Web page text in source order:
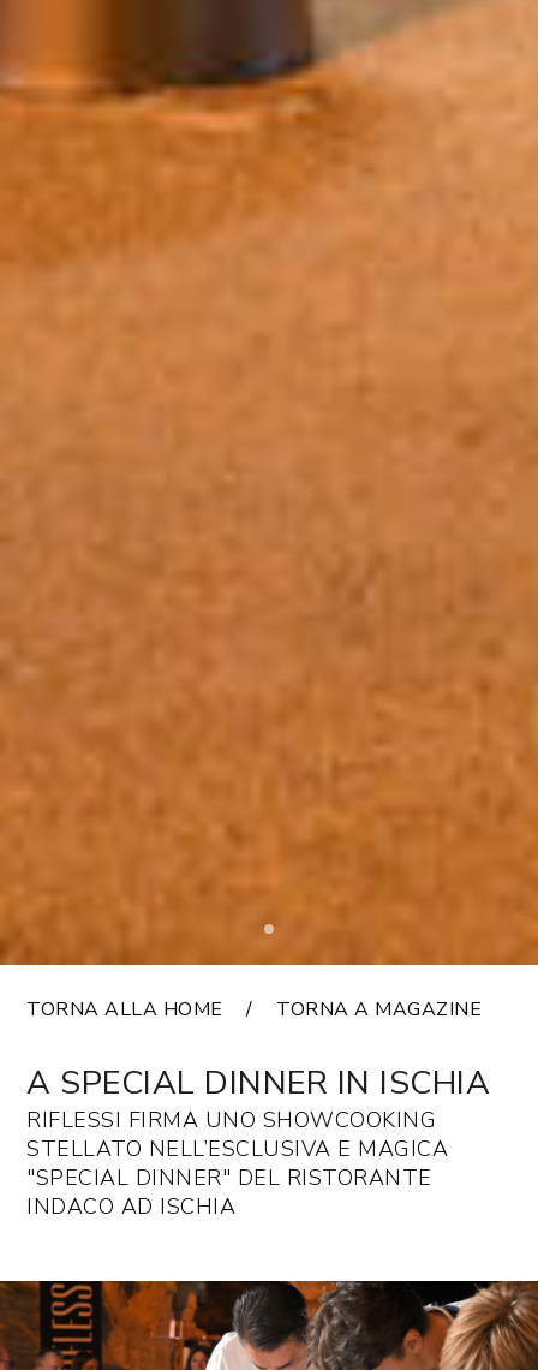
TORNA ALLA HOME TORNA A MAGAZINE
A SPECIAL DINNER IN ISCHIA
RIFLESSI FIRMA UNO SHOWCOOKING
STELLATO NELL’ESCLUSIVA E MAGICA
"SPECIAL DINNER" DEL RISTORANTE
INDACO AD ISCHIA